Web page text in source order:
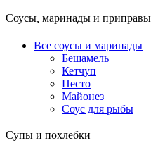
Соусы, маринады и приправы
Все соусы и маринады
Бешамель
Кетчуп
Песто
Майонез
Соус для рыбы
Супы и похлебки